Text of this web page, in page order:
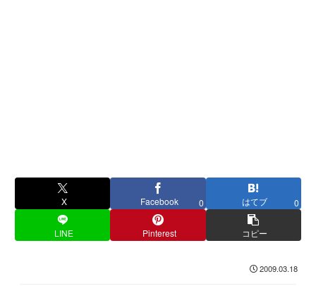
X Facebook 0 はてブ 0
LINE Pinterest コピー
2009.03.18